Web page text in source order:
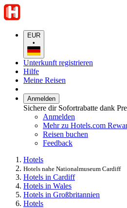
EUR
•
Unterkunft registrieren
Hilfe
Meine Reisen
Anmelden
Sichere dir Sofortrabatte dank
Anmelden
Mehr zu Hotels.com
Reisen buchen
Feedback
Hotels
Hotels nahe Nationalmuseum Cardiff
Hotels in Cardiff
Hotels in Wales
Hotels in Großbritannien
Hotels